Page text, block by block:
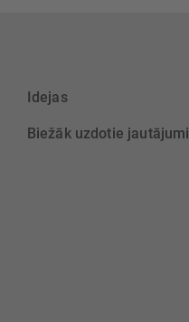
Idejas
Biežāk uzdotie jautājumi